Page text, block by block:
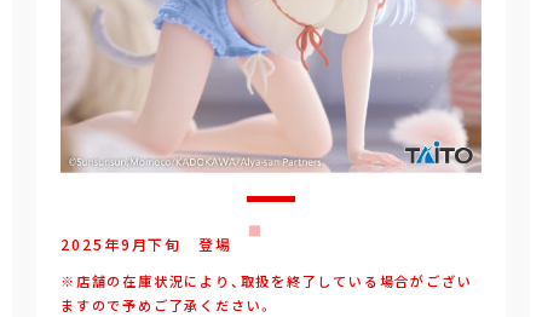
2025年9 月下旬 登場
※店舗の在庫状況により、取扱を終了している場合がござい
ますので予めご了承ください。